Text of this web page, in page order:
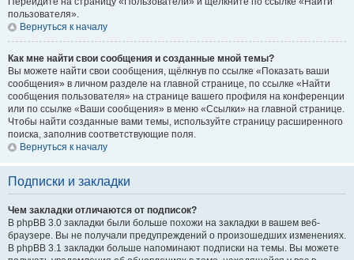
пользователя».
Вернуться к началу
Как мне найти свои сообщения и созданные мной темы?
Вы можете найти свои сообщения, щёлкнув по ссылке «Показать ваши
сообщения» в личном разделе на главной странице, по ссылке «Найти
сообщения пользователя» на странице вашего профиля на конференции
или по ссылке «Ваши сообщения» в меню «Ссылки» на главной странице.
Чтобы найти созданные вами темы, используйте страницу расширенного
поиска, заполнив соответствующие поля.
Вернуться к началу
Подписки и закладки
Чем закладки отличаются от подписок?
В phpBB 3.0 закладки были больше похожи на закладки в вашем веб-
браузере. Вы не получали предупреждений о произошедших изменениях.
В phpBB 3.1 закладки больше напоминают подписки на темы. Вы можете